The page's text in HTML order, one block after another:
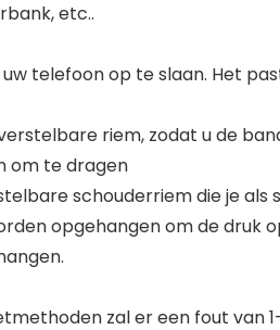
etc..
telefoon op te slaan. Het
riem, zodat u de
om te dragen
schouderriem die je
opgehangen om de druk
zal er een fout van